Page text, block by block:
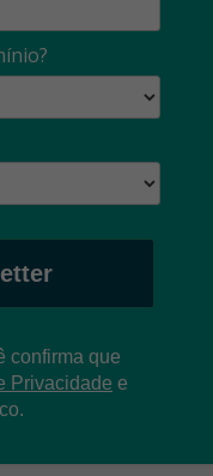
confirma que
Privacidade e